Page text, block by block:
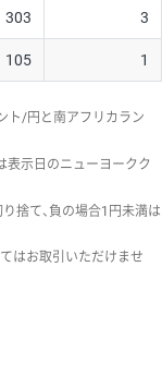
303 3
105 1
ト/円と南アフリカラン
表示日のニューヨークク
捨て、負の場合1円未満は
はお取引いただけませ